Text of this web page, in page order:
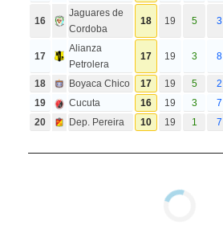
16
Jaguares de
Cordoba
18 19 5 3
17
Alianza
Petrolera
17 19 3 8
18 Boyaca Chico 17 19 5 2
19
Cucuta 16 19 3 7
20
Dep. Pereira 10 19 1 7